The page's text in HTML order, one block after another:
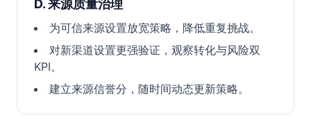
D. 来源质量治理
为可信来源设置放宽策略，降低重复挑战。
对新渠道设置更强验证，观察转化与风险双
KPI。
建立来源信誉分，随时间动态更新策略。